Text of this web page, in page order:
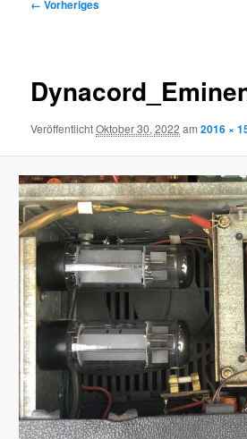
← Vorheriges
VeröffentlichtOktober 30, 2022 am2016 ×